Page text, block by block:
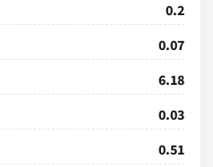
0.2
0.07
6.18
0.03
0.51